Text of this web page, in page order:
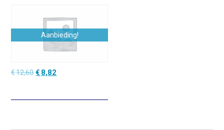
Aanbieding!
€12,60Oorspronkelijke
€12,60.
€ 8,82
€8,82.